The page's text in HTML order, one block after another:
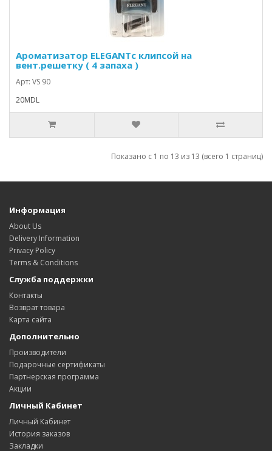
Ароматизатор ELEGANTс клипсой на
вент.решетку ( 4 запаха )
Арт: VS 90
20MDL
Показано с 1 по 13 из 13 (всего 1 страниц)
Информация
About Us
Delivery Information
Privacy Policy
Terms & Conditions
Служба поддержки
Контакты
Возврат товара
Карта сайта
Дополнительно
Производители
Подарочные сертификаты
Партнерская программа
Акции
Личный Кабинет
Личный Кабинет
История заказов
Закладки